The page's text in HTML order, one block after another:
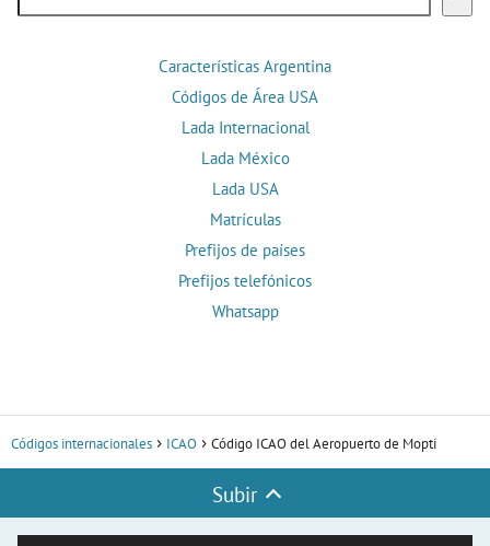
Características Argentina
Códigos de Área USA
Lada Internacional
Lada México
Lada USA
Matrículas
Prefijos de países
Prefijos telefónicos
Whatsapp
Códigos internacionales ICAO Código ICAO del Aeropuerto de Mopti
Subir